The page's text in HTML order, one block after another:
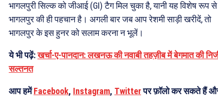
भागलपुरी सिल्क को जीआई (GI) टैग मिल चुका है, यानी यह विशेष रूप से
भागलपुर की ही पहचान है। अगली बार जब आप रेशमी साड़ी खरीदें, तो
भागलपुर के इस हुनर को सलाम करना न भूलें।
ये भी पढ़ें:खर्चा-ए-पानदान: लखनऊ की नवाबी तहज़ीब में बेगमात की
सल्तनत
आप हमेंFacebook, Instagram, Twitterपर फ़ॉलो कर सकते हैं